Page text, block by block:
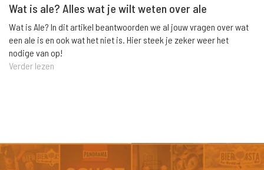
Wat is ale? Alles wat je wilt weten over ale
Wat is Ale? In dit artikel beantwoorden we al jouw vragen over wat
een ale is en ook wat het niet is. Hier steek je zeker weer het
nodige van op!
Verder lezen